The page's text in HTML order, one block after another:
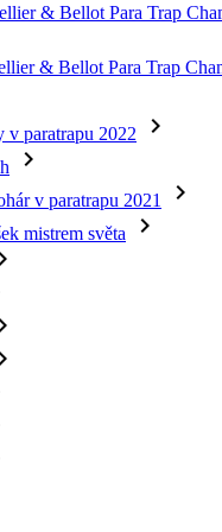
& Bellot Para Trap
& Bellot Para Trap
paratrapu 2022 navigate_next
navigate_next
v paratrapu 2021 navigate_next
mistrem světa navigate_next